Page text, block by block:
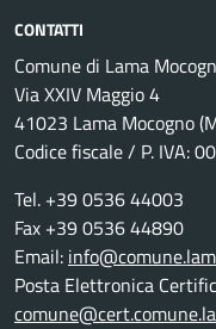
CONTATTI
Comune di Lama
Via XXIV Maggio 4
41023 Lama Mocogno
Codice fiscale / P. IVA:
Tel. +39 0536 44003
Fax +39 0536 44890
Email:
Posta Elettronica